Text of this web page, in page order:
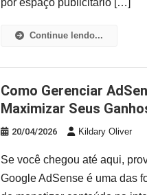
por espaço publicitário […]
Continue lendo...
Como Gerenciar AdSense em Múltiplos Sites e
Maximizar Seus
20/04/2026 Kildary Oliver
Se você chegou até aqui,
Google AdSense é uma das